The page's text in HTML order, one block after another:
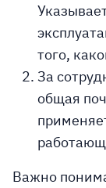
того,
За
общая
Важно